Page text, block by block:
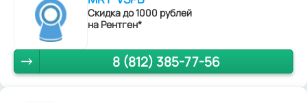
Скидка до 1000 рублей
на Рентген*
8 (812) 385-77-56